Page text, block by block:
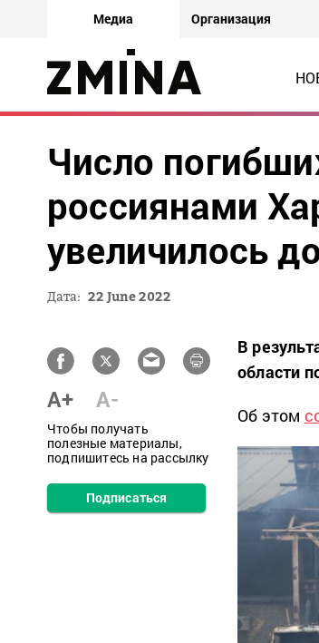
Медиа Организация
Число
россиянами
увеличилось
Дата: 22 June 2022
A+ A-
Чтобы получать
полезные материалы,
подпишитесь на рассылку
Подписаться
В
области
Об этом